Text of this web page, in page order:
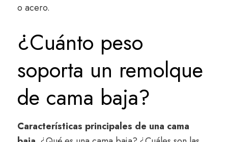
o acero.
¿Cuánto peso
soporta un remolque
de cama baja?
Características principales de una cama